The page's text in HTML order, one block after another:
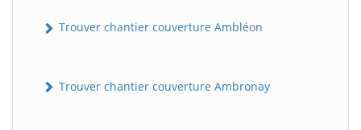
Trouver chantier couverture Ambléon
Trouver chantier couverture Ambronay